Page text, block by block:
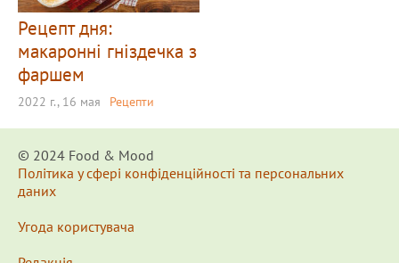
Рецепт дня:
макаронні гніздечка з
фаршем
2022 г., 16 мая Рецепти
© 2024 Food & Мood
Політика у сфері конфіденційності та персональних
даних
Угода користувача